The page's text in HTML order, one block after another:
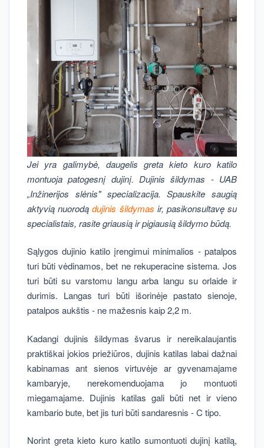
Jei yra galimybė, daugelis greta kieto kuro katilo
montuoja patogesnį dujinį. Dujinis šildymas - UAB
„Inžinerijos slėnis" specializacija. Spauskite saugią
aktyvią nuorodądujinis šildymas ir, pasikonsultavę su
specialistais, rasite griausią ir pigiausią šildymo būdą.
Sąlygos dujinio katilo įrengimui minimalios - patalpos
turi būti vėdinamos, bet ne rekuperacine sistema. Jos
turi būti su varstomu langu arba langu su orlaide ir
durimis. Langas turi būti išorinėje pastato sienoje,
patalpos aukštis - ne mažesnis kaip 2,2 m.
Kadangi dujinis šildymas švarus ir nereikalaujantis
praktiškai jokios priežiūros, dujinis katilas labai dažnai
kabinamas ant sienos virtuvėje ar gyvenamajame
kambaryje, nerekomenduojama jo montuoti
miegamajame. Dujinis katilas gali būti net ir vieno
kambario bute, bet jis turi būti sandaresnis - C tipo.
Norint greta kieto kuro katilo sumontuoti dujinį katilą,